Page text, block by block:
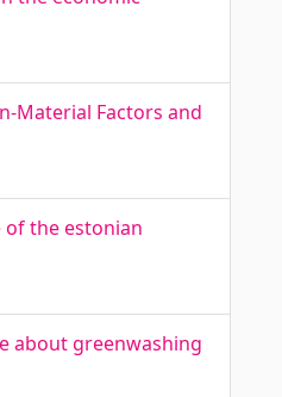
Material Factors and
of the estonian
about greenwashing